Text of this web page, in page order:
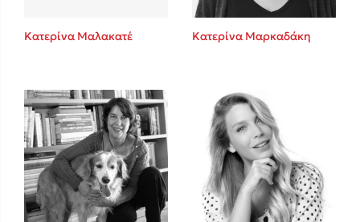
Η μέθοδος Αφήστε τους
Δημοφιλείς Συγγραφείς
Φυστίκι ΠουΚυλάει
Παύλος Καστανάς
El Sombrero
Κατερίνα Μαλακατέ Κατερίνα Μαρκαδάκη